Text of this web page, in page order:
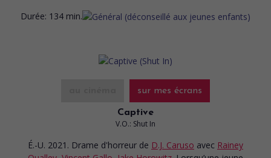
Durée: 134 min.
sur mes écrans
Captive
V.O.: Shut In
É.-U. 2021. Drame d'horreur de D.J. Caruso avec Rainey